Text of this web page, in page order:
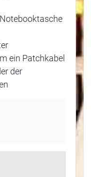
ein Patchkabel
der